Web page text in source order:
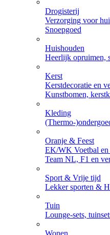
Drogisterij
Verzorging voor
Snoepgoed
Huishouden
Heerlijk opruimen,
Kerst
Kerstdecoratie en
Kunstbomen,
Kleding
(Thermo-
Oranje & Feest
EK/WK Voetbal
Team NL, F1 en
Sport & Vrije tijd
Lekker sporten &
Tuin
Lounge-sets,
Wonen